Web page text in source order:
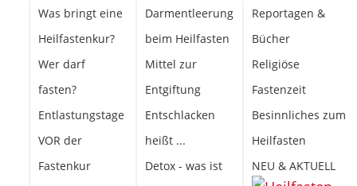
Was bringt eine
Heilfastenkur?
Wer darf
fasten?
Entlastungstage
VOR der
Fastenkur
Darmentleerung
beim Heilfasten
Mittel zur
Entgiftung
Entschlacken
heißt ...
Detox - was ist
Reportagen &
Bücher
Religiöse
Fastenzeit
Besinnliches zum
Heilfasten
NEU & AKTUELL